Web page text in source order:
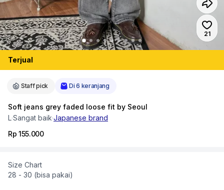
21
Terjual
Staff pick Di 6 keranjang
Soft jeans grey faded loose fit by Seoul
L·Sangat baik·Japanese brand
Rp 155.000
Size Chart
28 - 30 (bisa pakai)